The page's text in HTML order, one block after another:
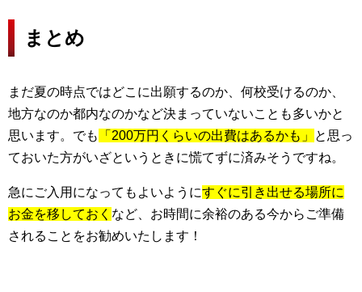
まとめ
まだ夏の時点ではどこに出願するのか、何校受けるのか、
地方なのか都内なのかなど決まっていないことも多いかと
思います。でも
「200万円くらいの出費はあるかも」
と思っ
ておいた方がいざというときに慌てずに済みそうですね。
急にご入用になってもよいようにすぐに引き出せる場所に
お金を移しておく など、お時間に余裕のある今からご準備
されることをお勧めいたします！